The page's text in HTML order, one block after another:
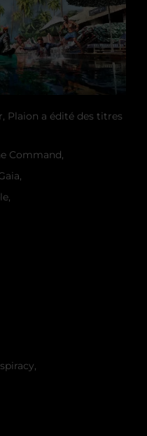
Plaion a édité des titres
Command,